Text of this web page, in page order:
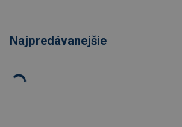
Najpredávanejšie